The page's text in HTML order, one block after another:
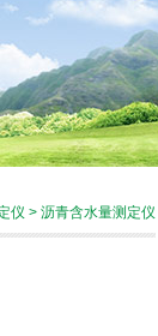
仪 > 沥青含水量测定仪